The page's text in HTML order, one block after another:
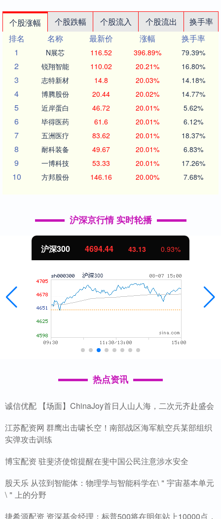
个股涨幅 个股跌幅 个股流入 个股流出
换手率
排名
名称 最新价 涨幅
换手率
1
N展芯 116.52 396.89% 79.39%
2 锐翔智能 110.02 20.21% 16.80%
3 志特新材 14.8 20.03% 14.18%
4 博腾股份 20.44 20.02% 14.77%
5 近岸蛋白 46.72 20.01% 5.62%
6 毕得医药 61.6 20.01% 6.12%
7 五洲医疗 83.62 20.01% 18.37%
8 耐科装备 49.67 20.01% 6.83%
9 一博科技 53.33 20.01% 17.26%
10 方邦股份 146.16 20.00% 7.68%
沪深京行情 实时轮播
沪深300 4694.44 43.13 0.93%
热点资讯
诚信优配 【场面】ChinaJoy首日人山人海，二次元齐赴盛会
江苏配资网 群鹰出击啸长空！南部战区海军航空兵某部组织
实弹攻击训练
博宝配资 驻斐济使馆提醒在斐中国公民注意涉水安全
股天乐 从弦到智能体：物理学与智能科学在\＂宇宙基本单元
\＂上的分野
捷希源配资 资深基金经理：标普500将在明年站上10000点，